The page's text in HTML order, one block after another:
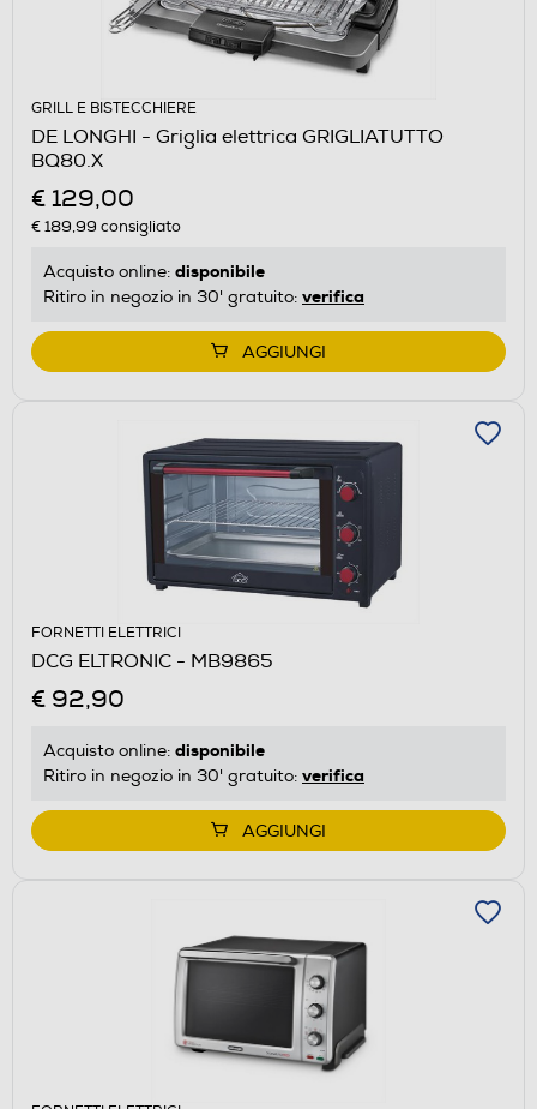
GRILL E BISTECCHIERE
DE LONGHI - Griglia elettrica GRIGLIATUTTO
BQ80.X
€ 129,00
€ 189,99 consigliato
Acquisto online: disponibile
Ritiro in negozio in 30' gratuito: verifica
AGGIUNGI
FORNETTI ELETTRICI
DCG ELTRONIC - MB9865
€ 92,90
Acquisto online: disponibile
Ritiro in negozio in 30' gratuito: verifica
AGGIUNGI